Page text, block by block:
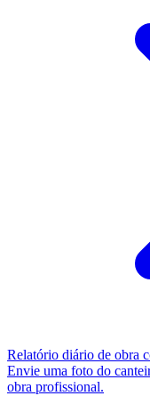
Relatório diário de obra
Envie uma foto do
obra profissional.